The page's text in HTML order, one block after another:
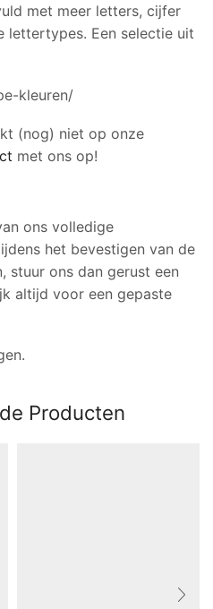
met meer letters, cijfer
lettertypes. Een selectie uit
kleuren/
(nog) niet op onze
met ons op!
ons volledige
het bevestigen van de
stuur ons dan gerust een
altijd voor een gepaste
Producten